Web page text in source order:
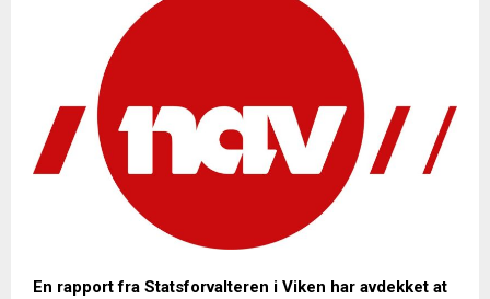
En rapport fra Statsforvalteren i Viken har avdekket at